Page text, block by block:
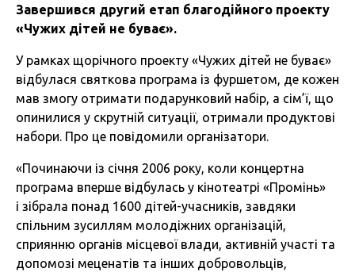
Завершився другий етап благодійного проекту
«Чужих дітей не буває».
У рамках щорічного проекту «Чужих дітей не буває»
відбулася святкова програма із фуршетом, де кожен
мав змогу отримати подарунковий набір, а сім’ї, що
опинилися у скрутній ситуації, отримали продуктові
набори. Про це повідомили організатори.
«Починаючи із січня 2006 року, коли концертна
програма вперше відбулась у кінотеатрі «Промінь»
і зібрала понад 1600 дітей-учасників, завдяки
спільним зусиллям молодіжних організацій,
сприянню органів місцевої влади, активній участі та
допомозі меценатів та інших добровольців,